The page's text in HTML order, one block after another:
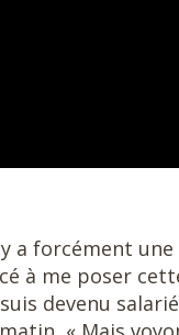
a forcément
à me poser
devenu